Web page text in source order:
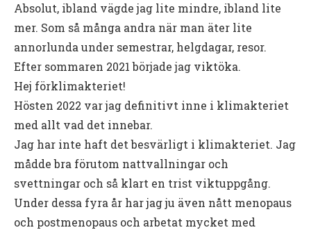
Absolut, ibland vägde jag lite mindre, ibland lite
mer. Som så många andra när man äter lite
annorlunda under semestrar, helgdagar, resor.
Efter sommaren 2021 började jag viktöka.
Hej förklimakteriet!
Hösten 2022 var jag definitivt inne i klimakteriet
med allt vad det innebar.
Jag har inte haft det besvärligt i klimakteriet. Jag
mådde bra förutom nattvallningar och
svettningar och så klart en trist viktuppgång.
Under dessa fyra år har jag ju även nått menopaus
och postmenopaus och arbetat mycket med